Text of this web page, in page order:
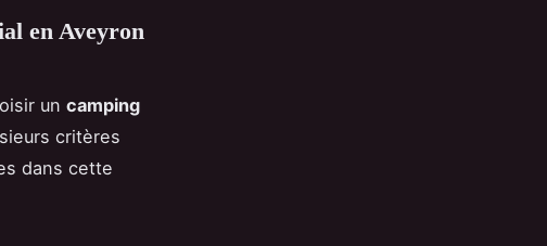
en Aveyron
un camping
critères
dans cette